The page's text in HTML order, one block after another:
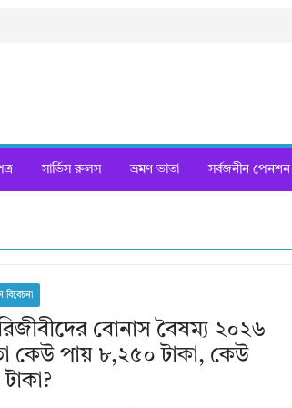
সার্ভিস রুলস ভ্রমণ ভাতা সর্বজনীন পেনশন
বোনাস বৈষম্য ২০২৬
কেউ পায় ৮,২৫০ টাকা, কেউ